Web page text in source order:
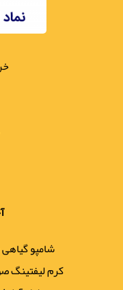
شامپو
کرم لیفتینگ